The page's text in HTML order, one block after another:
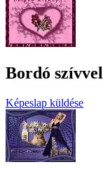
Bordó szívvel
Képeslap küldése